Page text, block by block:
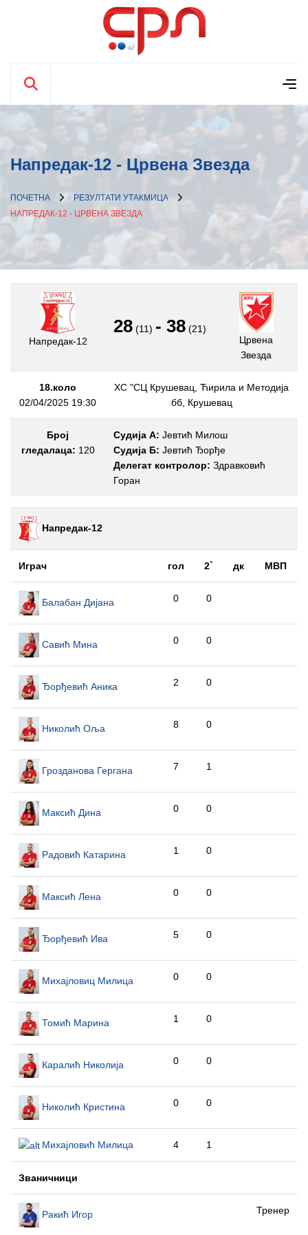
Напредак-12 - Црвена Звезда
ПОЧЕТНА
РЕЗУЛТАТИ УТАКМИЦА
НАПРЕДАК-12 - ЦРВЕНА ЗВЕЗДА
Напредак-12
28 (11) - 38 (21)
Црвена
Звезда
18.коло
02/04/2025 19:30
ХС "СЦ Крушевац, Ћирила и Методија
бб, Крушевац
Број
гледалаца: 120
Судија А: Јевтић Милош
Судија Б: Јевтић Ђорђе
Делегат контролор: Здравковић
Горан
Напредак-12
Играч гол 2` дк МВП
Балабан Дијана 0 0
Савић Мина 0 0
Ђорђевић Аника 2 0
Николић Оља 8 0
Грозданова Гергана 7 1
Максић Дина 0 0
Радовић Катарина 1 0
Максић Лена 0 0
Ђорђевић Ива 5 0
Михајловиц Милица 0 0
Томић Марина 1 0
Каралић Николија 0 0
Николић Кристина 0 0
Михајловић Милица 4 1
Званичници
Ракић Игор Тренер